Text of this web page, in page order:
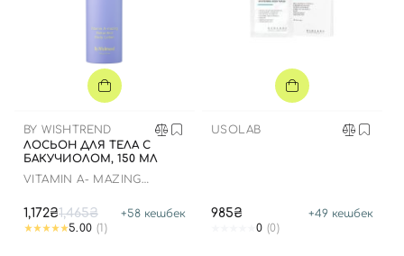
BY WISHTREND
ЛОСЬОН ДЛЯ ТЕЛА С
БАКУЧИОЛОМ, 150 МЛ
VITAMIN A- MAZING
1,172₴1,465₴ +58 кешбек
5.00 (1)
USOLAB
985₴ +49 кешбек
0 (0)
Вход
Номер телефона
принимаете условия Пользовательские соглашения